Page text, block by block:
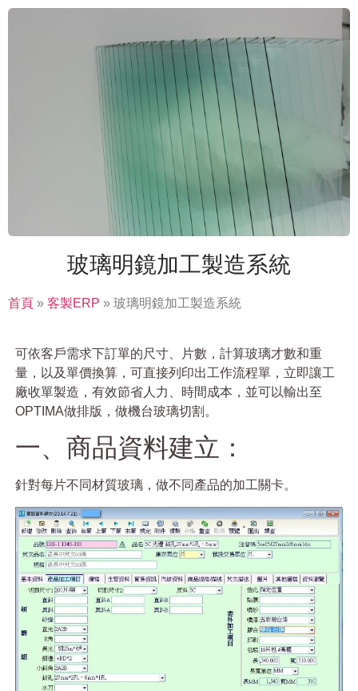
玻璃明鏡加工製造系統
首頁 » 客製ERP » 玻璃明鏡加工製造系統
可依客戶需求下訂單的尺寸、片數，計算玻璃才數和重
量，以及單價換算，可直接列印出工作流程單，立即讓工
廠收單製造，有效節省人力、時間成本，並可以輸出至
OPTIMA做排版，做機台玻璃切割。
一、商品資料建立：
針對每片不同材質玻璃，做不同產品的加工關卡。